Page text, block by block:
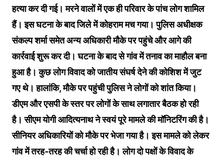
हत्या कर दी गई। मरने वालों में एक ही परिवार के पांच लोग शामिल
हैं। इस घटना के बाद जिले में कोहराम मच गया। पुलिस अधीक्षक
संकल्प शर्मा समेत अन्य अधिकारी मौके पर पहुंचे और आगे की
कार्रवाई शुरू कर दी। घटना के बाद से गांव में तनाव का माहौल बना
हुआ है। कुछ लोग विवाद को जातीय संघर्ष देने की कोशिश में जुट
गए थे। हालांकि, मौके पर पहुंची पुलिस ने लोगों को शांत किया।
डीएम और एसपी के स्तर पर लोगों के साथ लगातार बैठक हो रही
है। सीएम योगी आदित्यनाथ ने स्वयं पूरे मामले की मॉनिटरिंग की है।
सीनियर अधिकारियों को मौके पर भेजा गया है। इस मामले को लेकर
गांव में तरह-तरह की चर्चा हो रही है। लोग दो पक्षों के विवाद के